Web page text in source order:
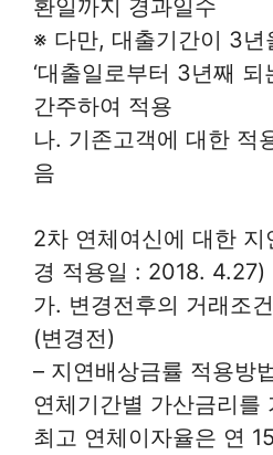
환일까지 경과일수
※ 다만, 대출기간이 3년
‘대출일로부터 3년째 되
간주하여 적용
나. 기존고객에 대한 적
음
2차 연체여신에 대한 지
경 적용일 : 2018. 4.27)
가. 변경전후의 거래조
(변경전)
– 지연배상금률 적용방
연체기간별 가산금리를
최고 연체이자율은 연